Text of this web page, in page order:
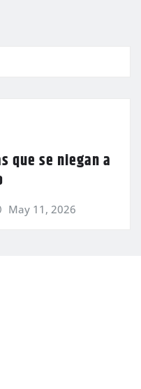
que se niegan a
May 11, 2026